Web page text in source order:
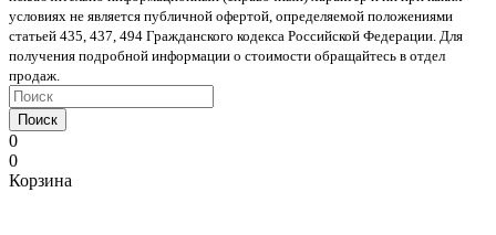
условиях не является публичной офертой, определяемой положениями
статьей 435, 437, 494 Гражданского кодекса Российской Федерации. Для
получения подробной информации о стоимости обращайтесь в отдел
продаж.
Поиск
0
0
Корзина